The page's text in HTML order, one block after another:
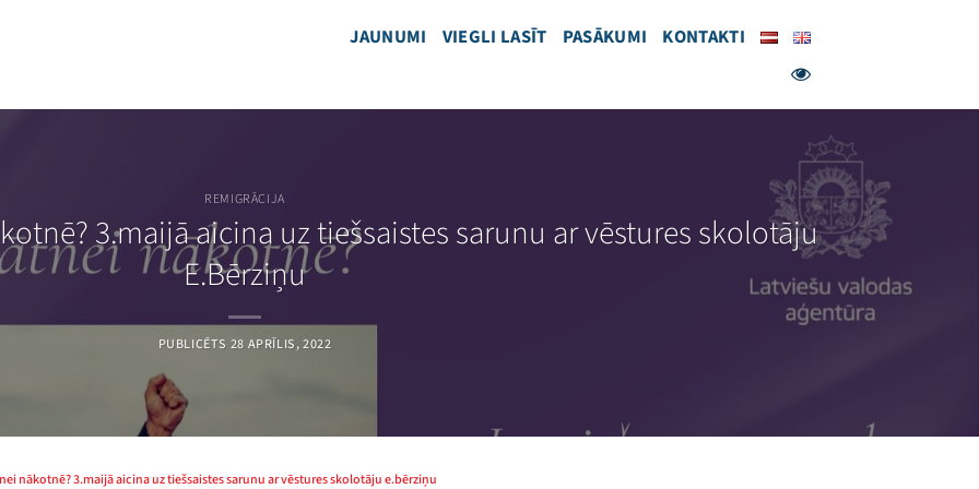
JAUNUMI VIEGLI LASĪT PASĀKUMI KONTAKTI
REMIGRĀCIJA
3.maijā aicina uz tiešsaistes sarunu ar vēstures skolotāju
E.Bērziņu
PUBLICĒTS 28 APRĪLIS, 2022
nākotnē? 3.maijā aicina uz tiešsaistes sarunu ar vēstures skolotāju e.bērziņu